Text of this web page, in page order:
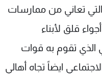
تعاني من ممارسات
قلق لأبناء
الذي تقوم به قوات
ايضاً تجاه أهالي